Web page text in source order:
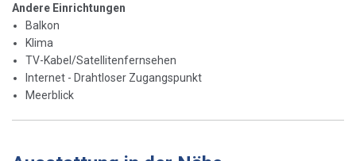
Andere Einrichtungen
Balkon
Klima
TV-Kabel/Satellitenfernsehen
Internet - Drahtloser Zugangspunkt
Meerblick